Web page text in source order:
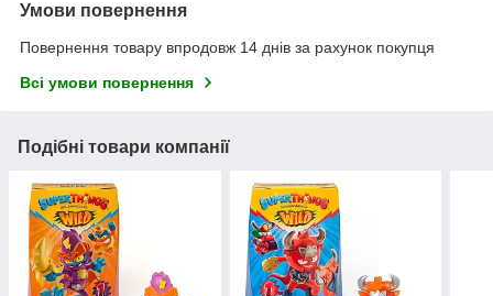
Умови повернення
Повернення товару впродовж 14 днів за рахунок покупця
Всі умови повернення
Подібні товари компанії